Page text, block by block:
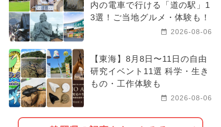
内の電車で行ける「道の駅」1
3選！ご当地グルメ・体験も！
2026-08-06
【東海】8月8日〜11日の自由
研究イベント11選 科学・生き
もの・工作体験も
2026-08-06